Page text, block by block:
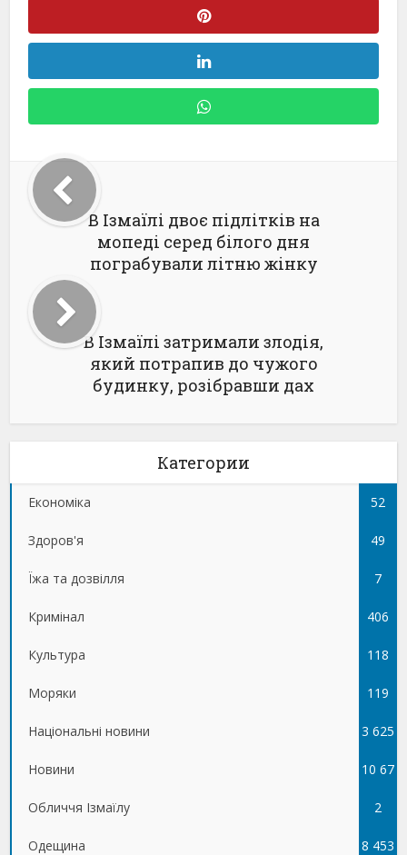
В Ізмаїлі двоє підлітків на
мопеді серед білого дня
пограбували літню жінку
В Ізмаїлі затримали злодія,
який потрапив до чужого
будинку, розібравши дах
Категории
Економіка 52
Здоров'я 49
Їжа та дозвілля 7
Кримінал 406
Культура 118
Моряки 119
Національні новини 3 625
Новини 10 67
5
Обличчя Ізмаїлу 2
Одещина 8 453